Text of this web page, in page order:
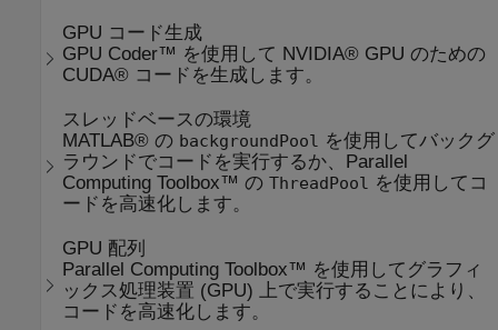
GPU コード生成
GPU Coder™ を使用して NVIDIA® GPU のための
CUDA® コードを生成します。
スレッドベースの環境
MATLAB® の backgroundPool
を使用してバックグ
ラウンドでコードを実行するか、Parallel
Computing Toolbox™ のThreadPool
を使用してコ
ードを高速化します。
GPU 配列
Parallel Computing Toolbox™ を使用してグラフィ
ックス処理装置 (GPU) 上で実行することにより、
コードを高速化します。